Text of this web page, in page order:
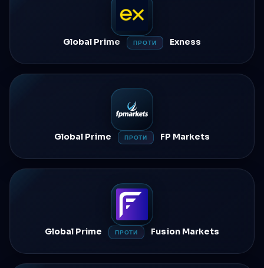
Global Prime ПРОТИ Exness
Global Prime ПРОТИ FP Markets
Global Prime ПРОТИ Fusion Markets